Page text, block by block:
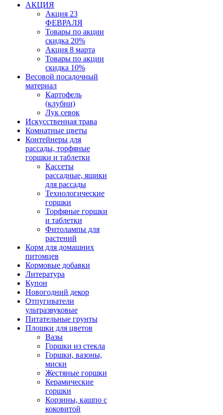
АКЦИЯ
Акция 23
ФЕВРАЛЯ
Товары по акции
скидка 20%
Акция 8 марта
Товары по акции
скидка 10%
Весовой посадочный
материал
Картофель
(клубни)
Лук севок
Искусственная трава
Комнатные цветы
Контейнеры для
рассады, торфяные
горшки и таблетки
Кассеты
рассадные, ящики
для рассады
Технологические
горшки
Торфяные горшки
и таблетки
Фитолампы для
растений
Корм для домашних
питомцев
Кормовые добавки
Литература
Купон
Новогодний декор
Отпугиватели
ультразвуковые
Питательные грунты
Плошки для цветов
Вазы
Горшки из стекла
Горшки, вазоны,
миски
Жестяные горшки
Керамические
горшки
Корзины, кашпо с
коковитой